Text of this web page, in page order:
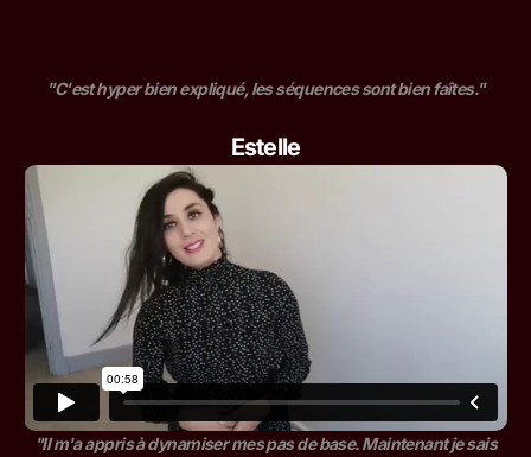
"C'est hyper bien expliqué, les séquences sont bien faîtes."
Estelle
"Il m'a appris à dynamiser mes pas de base. Maintenant je sais